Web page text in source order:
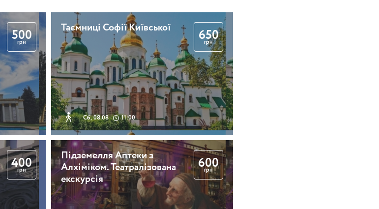
500
грн
Таємниці Софії Київської
Сб, 08.08 11:00
650
грн
400
грн
Підземелля Аптеки з
Алхіміком. Театралізована
екскурсія
600
грн